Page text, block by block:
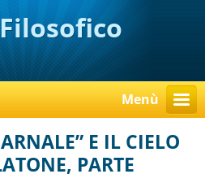
Menù
E IL CIELO
PARTE